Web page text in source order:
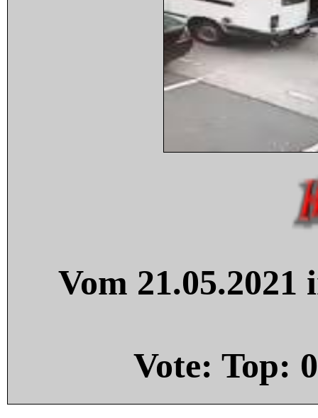
Vom
Vote: Top: 0